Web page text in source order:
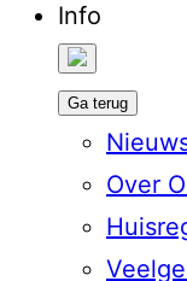
Info
Ga terug
Over